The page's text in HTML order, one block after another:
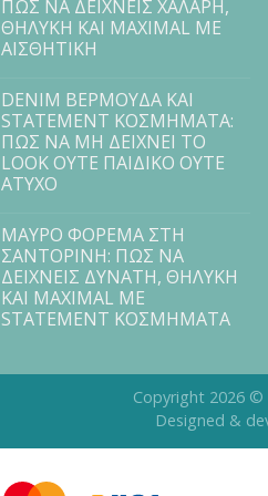
ΠΩΣ ΝΑ ΔΕΙΧΝΕΙΣ ΧΑΛΑΡΗ,
ΘΗΛΥΚΗ ΚΑΙ MAXIMAL ΜΕ
ΑΙΣΘΗΤΙΚΗ
DENIM ΒΕΡΜΟΥΔΑ ΚΑΙ
STATEMENT ΚΟΣΜΗΜΑΤΑ:
ΠΩΣ ΝΑ ΜΗ ΔΕΙΧΝΕΙ ΤΟ
LOOK ΟΥΤΕ ΠΑΙΔΙΚΟ ΟΥΤΕ
ΑΤΥΧΟ
ΜΑΥΡΟ ΦΟΡΕΜΑ ΣΤΗ
ΣΑΝΤΟΡΙΝΗ: ΠΩΣ ΝΑ
ΔΕΙΧΝΕΙΣ ΔΥΝΑΤΗ, ΘΗΛΥΚΗ
ΚΑΙ MAXIMAL ΜΕ
STATEMENT ΚΟΣΜΗΜΑΤΑ
Copyright 2026 ©
Designed &